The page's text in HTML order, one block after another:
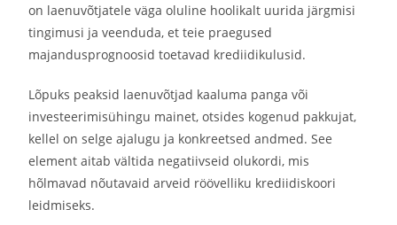
on laenuvõtjatele väga oluline hoolikalt uurida järgmisi
tingimusi ja veenduda, et teie praegused
majandusprognoosid toetavad krediidikulusid.
Lõpuks peaksid laenuvõtjad kaaluma panga või
investeerimisühingu mainet, otsides kogenud pakkujat,
kellel on selge ajalugu ja konkreetsed andmed. See
element aitab vältida negatiivseid olukordi, mis
hõlmavad nõutavaid arveid röövelliku krediidiskoori
leidmiseks.